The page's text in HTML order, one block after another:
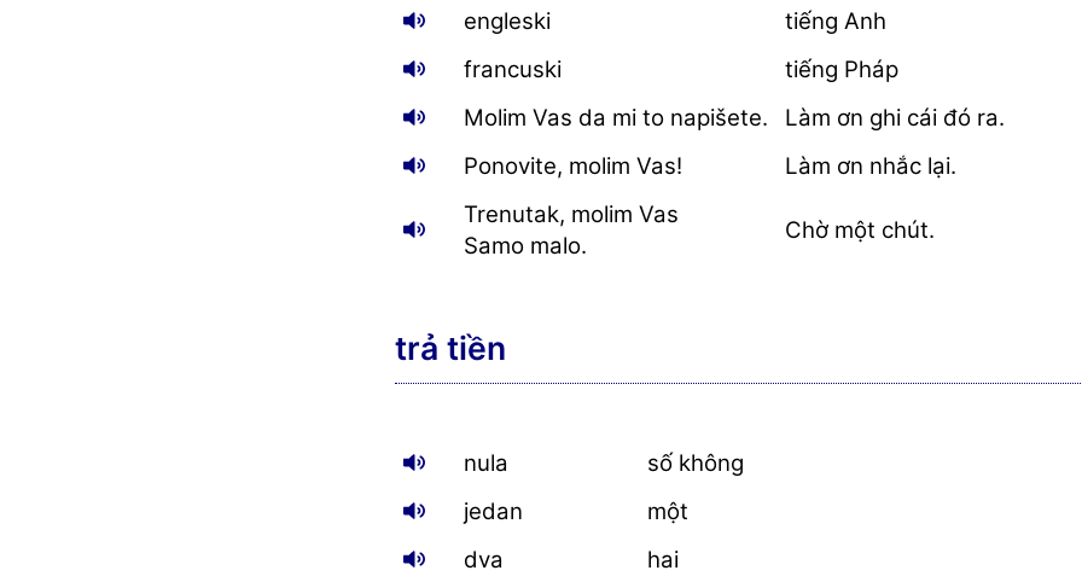
engleski
tiếng Anh
francuski
tiếng Pháp
Molim Vas da mi to napišete.
Làm ơn ghi cái đó ra.
Ponovite, molim Vas!
Làm ơn nhắc lại.
Trenutak, molim Vas
Samo malo.
Chờ một chút.
trả tiền
nula
số không
jedan
một
dva
hai